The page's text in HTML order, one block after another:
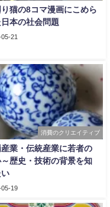
猫の8コマ漫画にこめら
本の社会問題
21
消費のクリエイティブ
業・伝統産業に若者の
～歴史・技術の背景を知
い
19